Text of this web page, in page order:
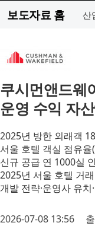
보도자료 홈 산
쿠시먼앤드웨
운영 수익 자
2025년 방한 외래객
서울 호텔 객실 점유
신규 공급 연 1000실
2025년 서울 호텔 거
개발 전략·운영사 유
2026-07-08 13:56